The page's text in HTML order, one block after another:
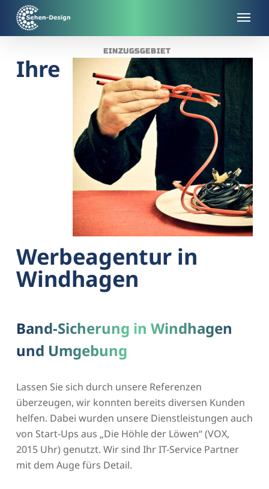
main
EINZUGSGEBIET
Ihre
Werbeagentur in
Windhagen
Band-Sicherung in Windhagen
und Umgebung
Lassen Sie sich durch unsere Referenzen
überzeugen, wir konnten bereits diversen Kunden
helfen. Dabei wurden unsere Dienstleistungen auch
von Start-Ups aus „Die Höhle der Löwen“ (VOX,
2015 Uhr) genutzt. Wir sind Ihr IT-Service Partner
mit dem Auge fürs Detail.